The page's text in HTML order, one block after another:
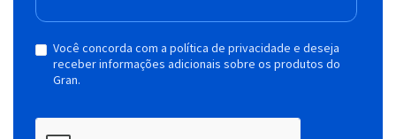
Você concorda com a política de privacidade e deseja
receber informações adicionais sobre os produtos do
Gran.